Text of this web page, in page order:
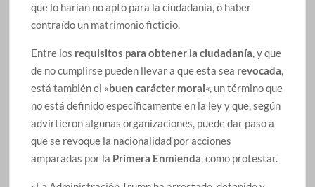
que lo harían no apto para la ciudadanía, o haber
contraído un matrimonio ficticio.
Entre los requisitos para obtener la ciudadanía, y que
de no cumplirse pueden llevar a que esta sea revocada,
está también el «buen carácter moral«, un término que
no está definido específicamente en la ley y que, según
advirtieron algunas organizaciones, puede dar paso a
que se revoque la nacionalidad por acciones
amparadas por la Primera Enmienda, como protestar.